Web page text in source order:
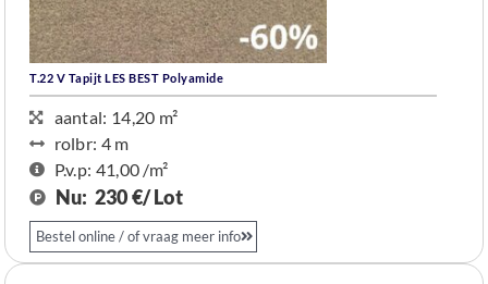
T.22 V Tapijt LES BEST Polyamide
aantal: 14,20 m²
rolbr: 4 m​
P.v.p: 41,00 /m²
Nu: 230 €/ Lot
Bestel online / of vraag meer info